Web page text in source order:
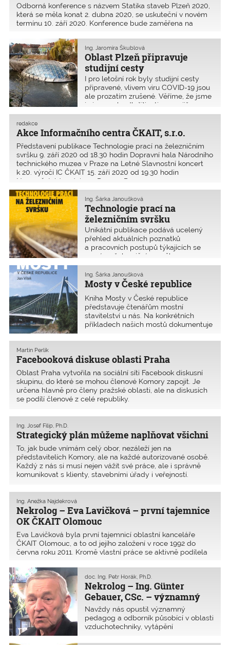
Odborná konference s názvem Statika staveb Plzeň 2020,
která se měla konat 2. dubna 2020, se uskuteční v novém
termínu 10. září 2020. Konference bude zaměřena na
pozemních staveb. Hlavními tématy pro rok 2020 budou
betonové a zděné konstrukce a praktické příklady řešení
konstrukcí z těchto a případně dalších oborů statiky
staveb.
Oblast Plzeň připravuje
studijní cesty
Ing. Jaromíra Škublová
I pro letošní rok byly studijní cesty
připravené, vlivem viru COVID-19 jsou
ale prozatím zrušené. Věříme, že jsme
je jen o rok odložili a ti, co se již
přihlásili s námi pojedou při nejbližší
Akce Informačního centra ČKAIT, s.r.o.
redakce
Představení publikace Technologie prací na železničním
svršku 9. září 2020 od 18.30 hodin Dopravní hala Národního
technického muzea v Praze na Letné Slavnostní koncert
k 20. výročí IC ČKAIT 15. září 2020 od 19.30 hodin
Novoměstská radnice v Praze 2 P
Technologie prací na
železničním svršku
Ing. Šárka Janoušková
Unikátní publikace podává ucelený
přehled aktuálních poznatků
a pracovních postupů týkajících se
prací na železničním svršku.
Mosty v České republice
Ing. Šárka Janoušková
Kniha Mosty v České republice
představuje čtenářům mostní
stavitelství u nás. Na konkrétních
příkladech našich mostů dokumentuje
a stavebních technologií od
Facebooková diskuse oblasti Praha
Martin Perlík
Oblast Praha vytvořila na sociální síti Facebook diskusní
skupinu, do které se mohou členové Komory zapojit. Je
určena hlavně pro členy pražské oblasti, ale na diskusích
se podílí členové z celé republiky.
Strategický plán můžeme naplňovat všichni
Ing. Josef Filip, Ph.D.
To, jak bude vnímám celý obor, nezáleží jen na
představitelích Komory, ale na každé autorizované osobě.
Každý z nás si musí nejen vážit své práce, ale i správně
komunikovat s klienty, stavebními úřady i veřejností.
Nekrolog – Eva Lavičková – první tajemnice
OK ČKAIT Olomouc
Ing. Anežka Najdekrová
Eva Lavičková byla první tajemnicí oblastní kanceláře
ČKAIT Olomouc, a to od jejího založení v roce 1992 do
června roku 2011. Kromě vlastní práce se aktivně podílela
zařizování.
Nekrolog – Ing. Günter
Gebauer, CSc. – významný
pedagog
doc. Ing. Petr Horák, Ph.D.
Navždy nás opustil významný
pedagog a odborník působící v oblasti
vzduchotechniky, vytápění